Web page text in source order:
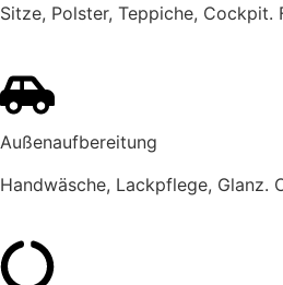
Sitze, Polster, Teppiche, Cockpit.
Außenaufbereitung
Handwäsche, Lackpflege, Glanz.